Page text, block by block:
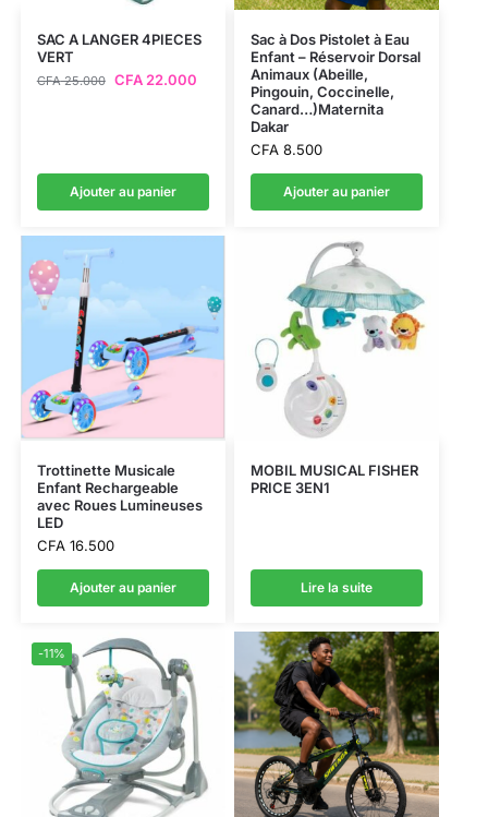
SAC A LANGER 4PIECES
VERT
CFA25.000 CFA22.000
Ajouter au panier
Sac à Dos Pistolet à Eau
Enfant – Réservoir Dorsal
Animaux (Abeille,
Pingouin, Coccinelle,
Canard…)Maternita
Dakar
CFA8.500
Ajouter au panier
Trottinette Musicale
Enfant Rechargeable
avec Roues Lumineuses
LED
CFA16.500
Ajouter au panier
MOBIL MUSICAL FISHER
PRICE 3EN1
Lire la suite
-11%